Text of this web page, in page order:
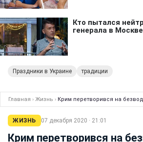
Праздники в Украине традиции
Главная › Жизнь › Крим перетворився на
ЖИЗНЬ 07 декабря 2020 · 21:01
Крим перетворився на